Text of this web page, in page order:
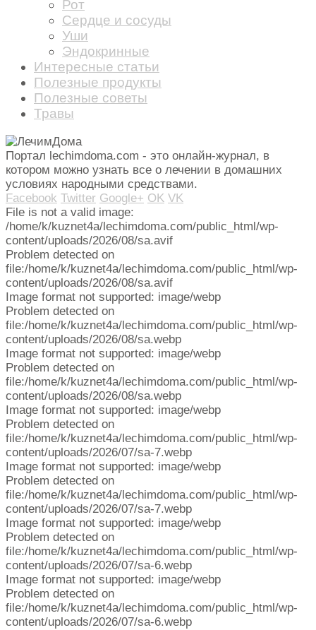
Рот
Сердце и сосуды
Уши
Эндокринные
Интересные статьи
Полезные продукты
Полезные советы
Травы
Портал lechimdoma.com - это онлайн-журнал, в
котором можно узнать все о лечении в домашних
условиях народными средствами.
Facebook Twitter Google+ OK VK
File is not a valid image:
/home/k/kuznet4a/lechimdoma.com/public_html/wp-
content/uploads/2026/08/sa.avif
Problem detected on
file:/home/k/kuznet4a/lechimdoma.com/public_html/wp-
content/uploads/2026/08/sa.avif
Image format not supported: image/webp
Problem detected on
file:/home/k/kuznet4a/lechimdoma.com/public_html/wp-
content/uploads/2026/08/sa.webp
Image format not supported: image/webp
Problem detected on
file:/home/k/kuznet4a/lechimdoma.com/public_html/wp-
content/uploads/2026/08/sa.webp
Image format not supported: image/webp
Problem detected on
file:/home/k/kuznet4a/lechimdoma.com/public_html/wp-
content/uploads/2026/07/sa-7.webp
Image format not supported: image/webp
Problem detected on
file:/home/k/kuznet4a/lechimdoma.com/public_html/wp-
content/uploads/2026/07/sa-7.webp
Image format not supported: image/webp
Problem detected on
file:/home/k/kuznet4a/lechimdoma.com/public_html/wp-
content/uploads/2026/07/sa-6.webp
Image format not supported: image/webp
Problem detected on
file:/home/k/kuznet4a/lechimdoma.com/public_html/wp-
content/uploads/2026/07/sa-6.webp